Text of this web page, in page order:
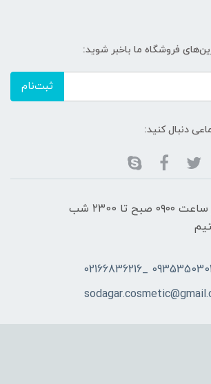
فروشگاه ما باخبر شوید:
ثبت‌نام
دنبال کنید:
هفت روز هفته ، از ساعت ۰۹۰۰ صبح تا ۲۳00 شب